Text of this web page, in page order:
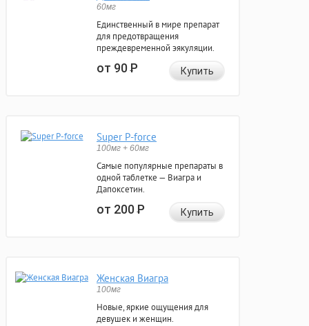
60мг
Единственный в мире препарат
для предотвращения
преждевременной эякуляции.
от 90Р Купить
Super P-force
100мг + 60мг
Самые популярные препараты в
одной таблетке — Виагра и
Дапоксетин.
от 200Р Купить
Женская Виагра
100мг
Новые, яркие ощущения для
девушек и женщин.